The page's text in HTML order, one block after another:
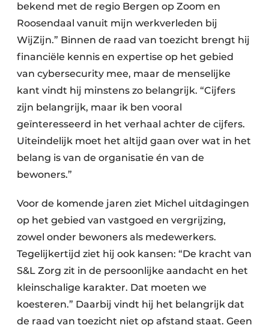
bekend met de regio Bergen op Zoom en
Roosendaal vanuit mijn werkverleden bij
WijZijn.” Binnen de raad van toezicht brengt hij
financiële kennis en expertise op het gebied
van cybersecurity mee, maar de menselijke
kant vindt hij minstens zo belangrijk. “Cijfers
zijn belangrijk, maar ik ben vooral
geïnteresseerd in het verhaal achter de cijfers.
Uiteindelijk moet het altijd gaan over wat in het
belang is van de organisatie én van de
bewoners.”
Voor de komende jaren ziet Michel uitdagingen
op het gebied van vastgoed en vergrijzing,
zowel onder bewoners als medewerkers.
Tegelijkertijd ziet hij ook kansen: “De kracht van
S&L Zorg zit in de persoonlijke aandacht en het
kleinschalige karakter. Dat moeten we
koesteren.” Daarbij vindt hij het belangrijk dat
de raad van toezicht niet op afstand staat. Geen